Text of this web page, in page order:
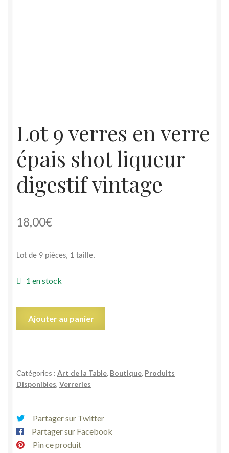
Lot 9 verres en verre
épais shot liqueur
digestif vintage
18,00€
Lot de 9 pièces, 1 taille.
1 en stock
en
verre
shot
liqueur
digestif
Ajouter au panier
Catégories : Art de la Table, Boutique, Produits
Disponibles, Verreries
Partager sur Twitter
Partager sur Facebook
Pin ce produit